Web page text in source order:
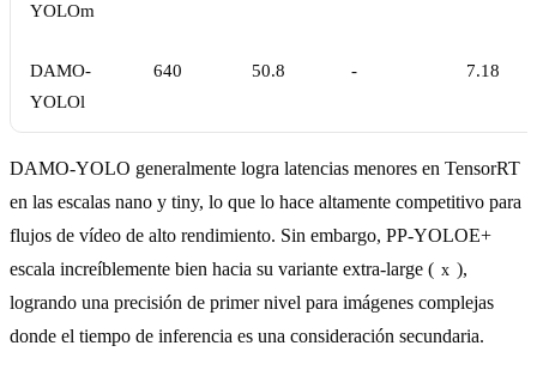
YOLOm
DAMO-
YOLOl
640 50.8 - 7.18
DAMO-YOLO generalmente logra latencias menores en TensorRT
en las escalas nano y tiny, lo que lo hace altamente competitivo para
flujos de vídeo de alto rendimiento. Sin embargo, PP-YOLOE+
escala increíblemente bien hacia su variante extra-large ( x ),
logrando una precisión de primer nivel para imágenes complejas
donde el tiempo de inferencia es una consideración secundaria.